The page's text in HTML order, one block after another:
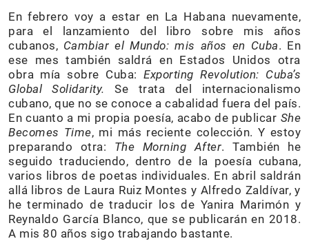
En febrero voy a estar en La Habana nuevamente,
para el lanzamiento del libro sobre mis años
cubanos, Cambiar el Mundo: mis años en Cuba. En
ese mes también saldrá en Estados Unidos otra
obra mía sobre Cuba:Exporting Revolution: Cuba’s
Global Solidarity.Se trata del internacionalismo
cubano, que no se conoce a cabalidad fuera del país.
En cuanto a mi propia poesía, acabo de publicar She
Becomes Time, mi más reciente colección. Y estoy
preparando otra: The Morning After. También he
seguido traduciendo, dentro de la poesía cubana,
varios libros de poetas individuales. En abril saldrán
allá libros de Laura Ruiz Montes y Alfredo Zaldívar, y
he terminado de traducir los de Yanira Marimón y
Reynaldo García Blanco, que se publicarán en 2018.
A mis 80 años sigo trabajando bastante.